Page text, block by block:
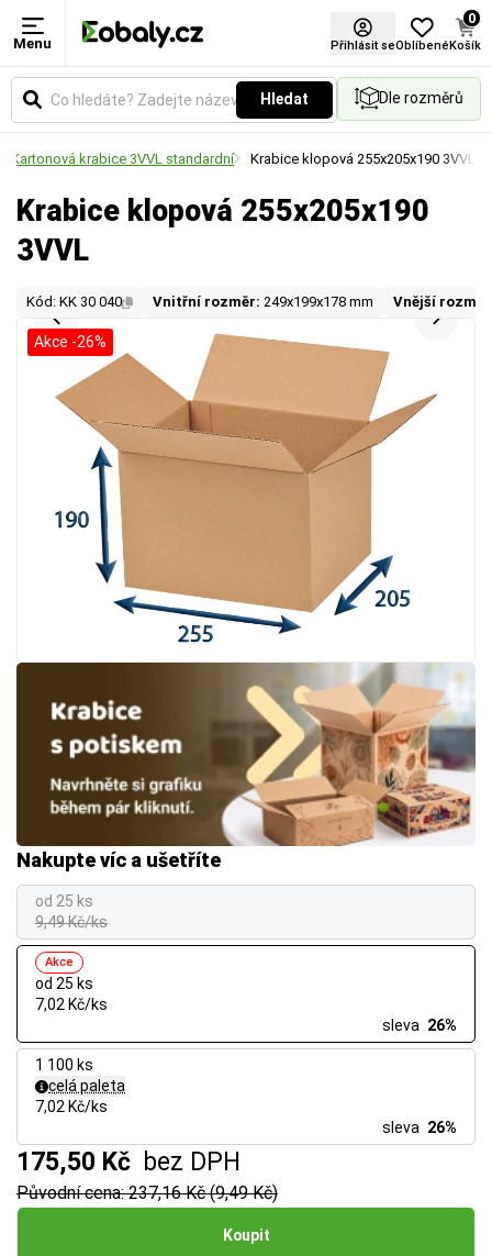
Menu Přihlásit seOblíbené
0
Košík
Hledat Dle rozměrů
Kartonová krabice 3VVL standardní Krabice klopová 255x205x190 3VVL
Krabice klopová 255x205x190
3VVL
Kód: KK 30 040 Vnitřní rozměr: 249x199x178 mm Vnější
Nakupte víc a ušetříte
od 25 ks
9,49 Kč/ks
od 25 ks
Akce
7,02 Kč/ks
sleva 26%
1 100 ks
celá paleta
7,02 Kč/ks
sleva 26%
175,50 Kč bez DPH
Původní cena: 237,16 Kč (9,49 Kč)
Koupit
Akce -26%